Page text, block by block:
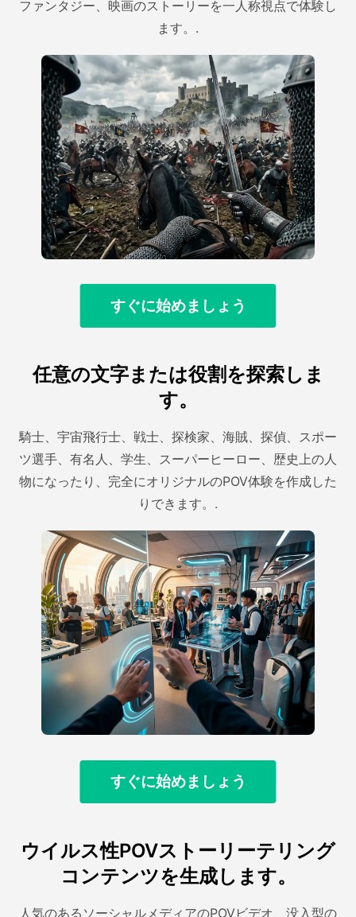
ファンタジー、映画のストーリーを一人称視点で体験し
ます。.
すぐに始めましょう
任意の文字または役割を探索しま
す。
騎士、宇宙飛行士、戦士、探検家、海賊、探偵、スポー
ツ選手、有名人、学生、スーパーヒーロー、歴史上の人
物になったり、完全にオリジナルのPOV体験を作成した
りできます。.
すぐに始めましょう
ウイルス性POVストーリーテリング
コンテンツを生成します。
人気のあるソーシャルメディアのPOVビデオ、没入型の